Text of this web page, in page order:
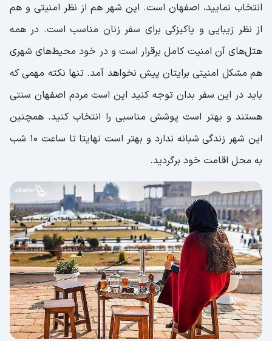
انتخاب نمایید، اصفهان است. این شهر هم از نظر امنیتی و هم
از نظر زیبایی و پاکیزکی برای سفر زنان مناسب است. در همه
هتل‌های آن امنیت کامل برقرار است و در خود محیط‌های شهری
هم مشکل امنیتی برایتان پیش نخواهد آمد. تنها نکته مهمی که
باید در این سفر بدان توجه کنید این است مردم اصفهان سنتی
هستند و بهتر است پوشش مناسبی را انتخاب کنید. همچنین
این شهر زندگی شبانه ندارد و بهتر است نهایتا تا ساعت 10 شب
به محل اقامت خود برگردید.